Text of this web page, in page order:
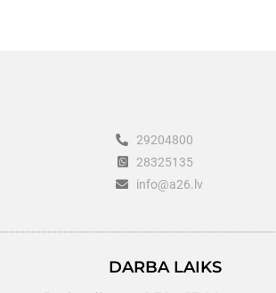
29204800
28325135
info@a26.lv
DARBA LAIKS